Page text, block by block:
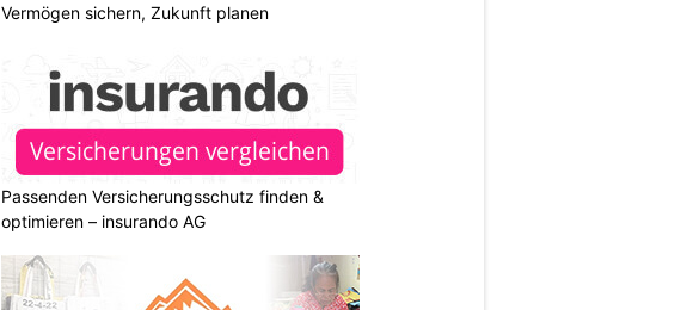
Vermögen sichern, Zukunft planen
Passenden Versicherungsschutz finden &
optimieren – insurando AG